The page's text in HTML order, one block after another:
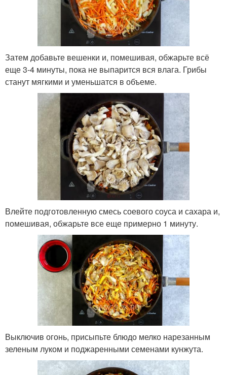
Затем добавьте вешенки и, помешивая, обжарьте всё
еще 3-4 минуты, пока не выпарится вся влага. Грибы
станут мягкими и уменьшатся в объеме.
Влейте подготовленную смесь соевого соуса и сахара и,
помешивая, обжарьте все еще примерно 1 минуту.
Выключив огонь, присыпьте блюдо мелко нарезанным
зеленым луком и поджаренными семенами кунжута.